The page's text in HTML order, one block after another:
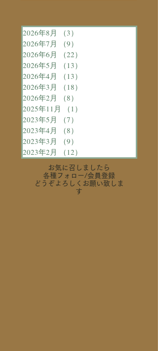
2026年8月 （3）
2026年7月
（9）
2026年6月
（22）
2026年5月
（13）
2026年4月
（13）
2026年3月
（18）
2026年2月
（8）
2025年11月
（1）
2023年5月
（7）
2023年4月
（8）
2023年3月
（9）
2023年2月
（12）
お気に召しましたら
各種フォロー/会員登録
どうぞよろしくお願い致しま
す